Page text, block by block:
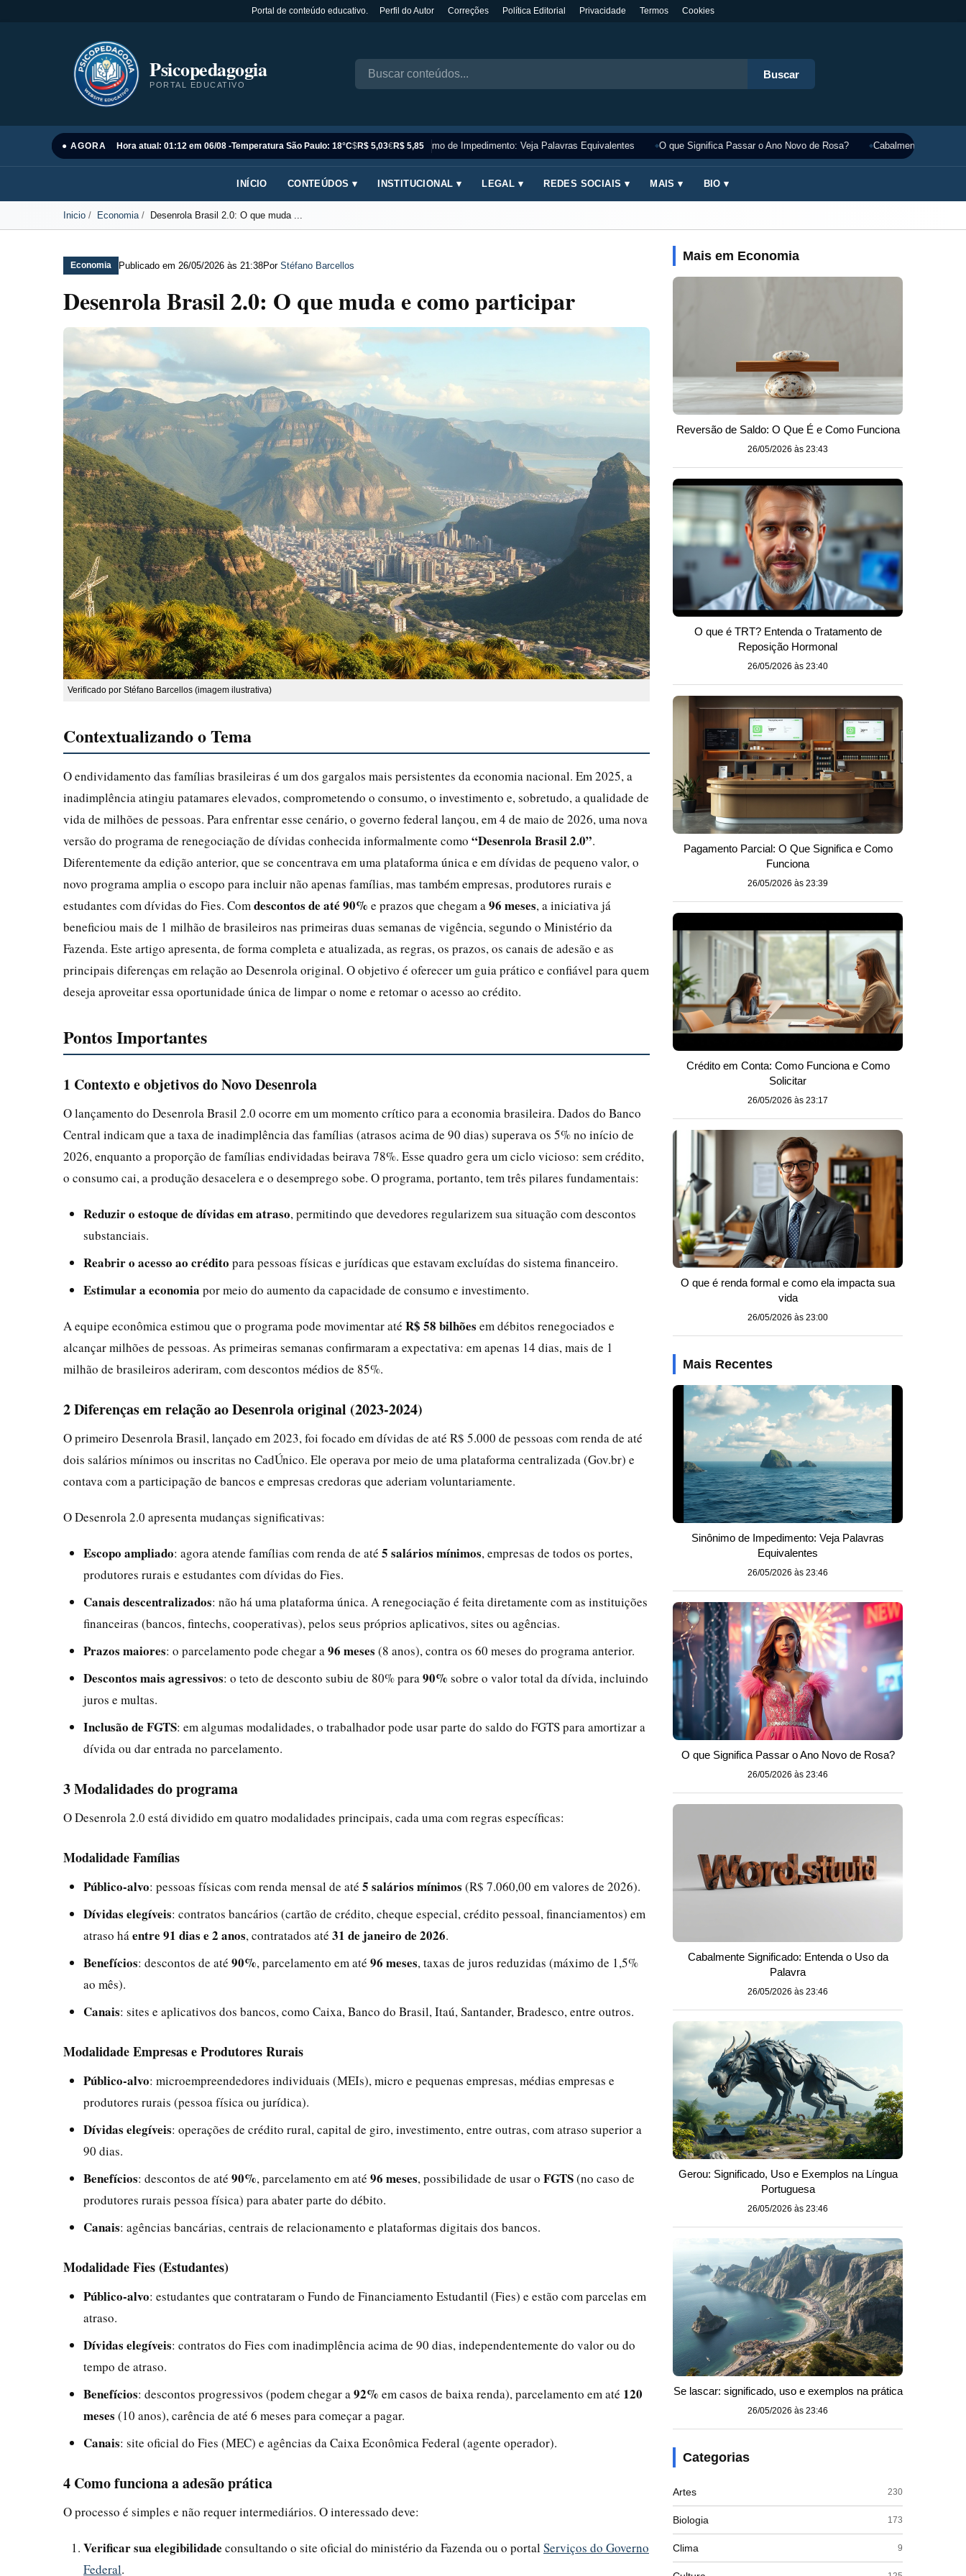
Portal de conteúdo educativo. Perfil do Autor Correções Política Editorial Privacidade Termos Cookies
Psicopedagogia
PORTAL EDUCATIVO
Buscar
● AGORA Hora atual: 01:12 em 06/08 -Temperatura São Paulo: 18°C$R$ 5,03€R$ 5,85
Sinônimo de Impedimento: Veja Palavras Equivalentes O que Significa Passar o Ano Novo de Rosa? Cabalmente
INÍCIO CONTEÚDOS ▾ INSTITUCIONAL ▾ LEGAL ▾ REDES SOCIAIS ▾ MAIS ▾ BIO ▾
Inicio Economia Desenrola Brasil 2.0: O que muda ...
Economia Publicado em 26/05/2026 às 21:38Por Stéfano Barcellos
Desenrola Brasil 2.0: O que muda e como participar
Verificado por Stéfano Barcellos (imagem ilustrativa)
Contextualizando o Tema
O endividamento das famílias brasileiras é um dos gargalos mais persistentes da economia nacional. Em 2025, a
inadimplência atingiu patamares elevados, comprometendo o consumo, o investimento e, sobretudo, a qualidade de
vida de milhões de pessoas. Para enfrentar esse cenário, o governo federal lançou, em 4 de maio de 2026, uma nova
versão do programa de renegociação de dívidas conhecida informalmente como “Desenrola Brasil 2.0”.
Diferentemente da edição anterior, que se concentrava em uma plataforma única e em dívidas de pequeno valor, o
novo programa amplia o escopo para incluir não apenas famílias, mas também empresas, produtores rurais e
estudantes com dívidas do Fies. Com descontos de até 90% e prazos que chegam a 96 meses, a iniciativa já
beneficiou mais de 1 milhão de brasileiros nas primeiras duas semanas de vigência, segundo o Ministério da
Fazenda. Este artigo apresenta, de forma completa e atualizada, as regras, os prazos, os canais de adesão e as
principais diferenças em relação ao Desenrola original. O objetivo é oferecer um guia prático e confiável para quem
deseja aproveitar essa oportunidade única de limpar o nome e retomar o acesso ao crédito.
Pontos Importantes
1 Contexto e objetivos do Novo Desenrola
O lançamento do Desenrola Brasil 2.0 ocorre em um momento crítico para a economia brasileira. Dados do Banco
Central indicam que a taxa de inadimplência das famílias (atrasos acima de 90 dias) superava os 5% no início de
2026, enquanto a proporção de famílias endividadas beirava 78%. Esse quadro gera um ciclo vicioso: sem crédito,
o consumo cai, a produção desacelera e o desemprego sobe. O programa, portanto, tem três pilares fundamentais:
Reduzir o estoque de dívidas em atraso, permitindo que devedores regularizem sua situação com descontos
substanciais.
Reabrir o acesso ao crédito para pessoas físicas e jurídicas que estavam excluídas do sistema financeiro.
Estimular a economia por meio do aumento da capacidade de consumo e investimento.
A equipe econômica estimou que o programa pode movimentar até R$ 58 bilhões em débitos renegociados e
alcançar milhões de pessoas. As primeiras semanas confirmaram a expectativa: em apenas 14 dias, mais de 1
milhão de brasileiros aderiram, com descontos médios de 85%.
2 Diferenças em relação ao Desenrola original (2023-2024)
O primeiro Desenrola Brasil, lançado em 2023, foi focado em dívidas de até R$ 5.000 de pessoas com renda de até
dois salários mínimos ou inscritas no CadÚnico. Ele operava por meio de uma plataforma centralizada (Gov.br) e
contava com a participação de bancos e empresas credoras que aderiam voluntariamente.
O Desenrola 2.0 apresenta mudanças significativas:
Escopo ampliado: agora atende famílias com renda de até 5 salários mínimos, empresas de todos os portes,
produtores rurais e estudantes com dívidas do Fies.
Canais descentralizados: não há uma plataforma única. A renegociação é feita diretamente com as instituições
financeiras (bancos, fintechs, cooperativas), pelos seus próprios aplicativos, sites ou agências.
Prazos maiores: o parcelamento pode chegar a 96 meses (8 anos), contra os 60 meses do programa anterior.
Descontos mais agressivos: o teto de desconto subiu de 80% para 90% sobre o valor total da dívida, incluindo
juros e multas.
Inclusão de FGTS: em algumas modalidades, o trabalhador pode usar parte do saldo do FGTS para amortizar a
dívida ou dar entrada no parcelamento.
3 Modalidades do programa
O Desenrola 2.0 está dividido em quatro modalidades principais, cada uma com regras específicas:
Modalidade Famílias
Público-alvo: pessoas físicas com renda mensal de até 5 salários mínimos (R$ 7.060,00 em valores de 2026).
Dívidas elegíveis: contratos bancários (cartão de crédito, cheque especial, crédito pessoal, financiamentos) em
atraso há entre 91 dias e 2 anos, contratados até 31 de janeiro de 2026.
Benefícios: descontos de até 90%, parcelamento em até 96 meses, taxas de juros reduzidas (máximo de 1,5%
ao mês).
Canais: sites e aplicativos dos bancos, como Caixa, Banco do Brasil, Itaú, Santander, Bradesco, entre outros.
Modalidade Empresas e Produtores Rurais
Público-alvo: microempreendedores individuais (MEIs), micro e pequenas empresas, médias empresas e
produtores rurais (pessoa física ou jurídica).
Dívidas elegíveis: operações de crédito rural, capital de giro, investimento, entre outras, com atraso superior a
90 dias.
Benefícios: descontos de até 90%, parcelamento em até 96 meses, possibilidade de usar o FGTS(no caso de
produtores rurais pessoa física) para abater parte do débito.
Canais: agências bancárias, centrais de relacionamento e plataformas digitais dos bancos.
Modalidade Fies (Estudantes)
Público-alvo: estudantes que contrataram o Fundo de Financiamento Estudantil (Fies) e estão com parcelas em
atraso.
Dívidas elegíveis: contratos do Fies com inadimplência acima de 90 dias, independentemente do valor ou do
tempo de atraso.
Benefícios: descontos progressivos (podem chegar a 92% em casos de baixa renda), parcelamento em até 120
meses (10 anos), carência de até 6 meses para começar a pagar.
Canais: site oficial do Fies (MEC) e agências da Caixa Econômica Federal (agente operador).
4 Como funciona a adesão prática
O processo é simples e não requer intermediários. O interessado deve:
Verificar sua elegibilidade consultando o site oficial do ministério da Fazenda ou o portal Serviços do Governo
Federal.
Mais em Economia
Reversão de Saldo: O Que É e Como Funciona
26/05/2026 às 23:43
O que é TRT? Entenda o Tratamento de
Reposição Hormonal
26/05/2026 às 23:40
Pagamento Parcial: O Que Significa e Como
Funciona
26/05/2026 às 23:39
Crédito em Conta: Como Funciona e Como
Solicitar
26/05/2026 às 23:17
O que é renda formal e como ela impacta sua
vida
26/05/2026 às 23:00
Mais Recentes
Sinônimo de Impedimento: Veja Palavras
Equivalentes
26/05/2026 às 23:46
O que Significa Passar o Ano Novo de Rosa?
26/05/2026 às 23:46
Cabalmente Significado: Entenda o Uso da
Palavra
26/05/2026 às 23:46
Gerou: Significado, Uso e Exemplos na Língua
Portuguesa
26/05/2026 às 23:46
Se lascar: significado, uso e exemplos na prática
26/05/2026 às 23:46
Categorias
Artes 230
Biologia 173
Clima 9